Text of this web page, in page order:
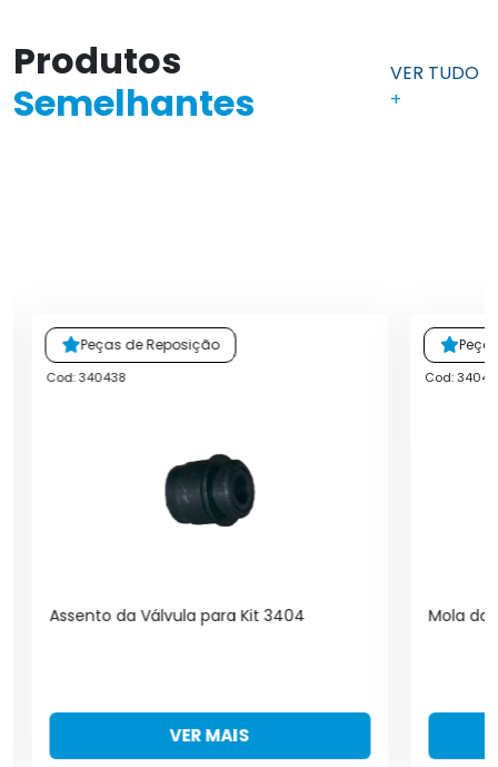
Produtos
Semelhantes
VER TUDO
+
Peças de Reposição
Cod: 340438
Assento da Válvula para Kit 3404
VER MAIS
Cod:
Mola da